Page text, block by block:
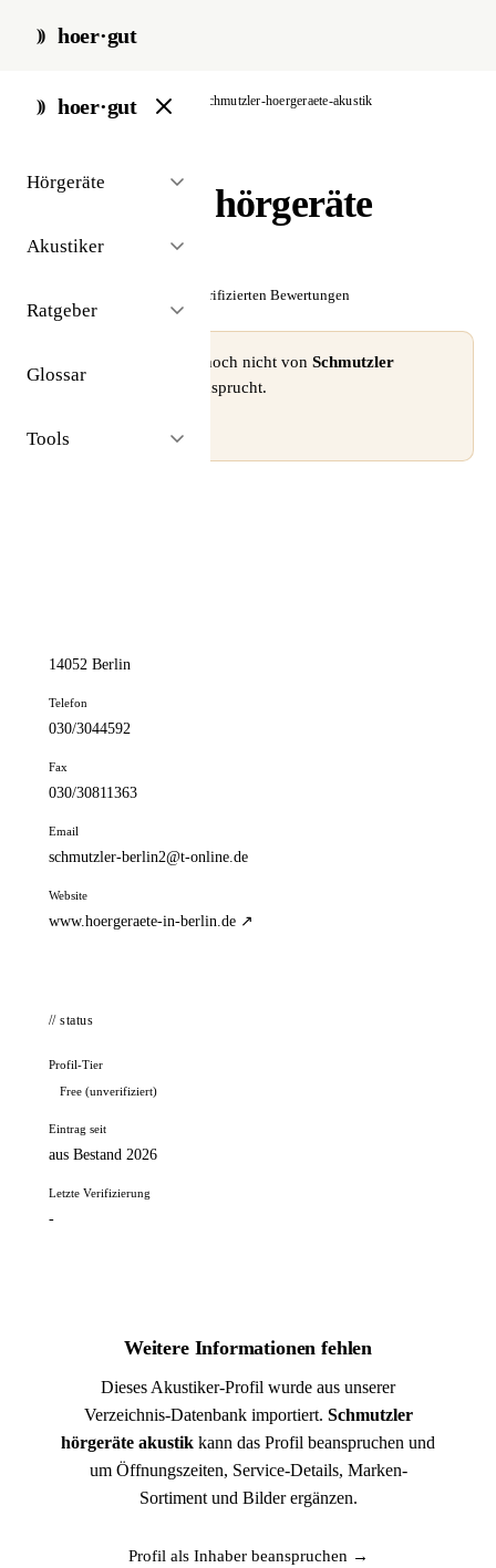
hoer·gut
hoer·gut
Hörgeräte
Akustiker
Ratgeber
Glossar
Tools
start / akustiker / berlin schmutzler-hoergeraete-akustik
Schmutzler hörgeräte
akustik
Noch keine verifizierten Bewertungen
⚠ Dieses Profil wurde noch nicht von Schmutzler
beansprucht.
14052 Berlin
Telefon
030/3044592
Fax
030/30811363
Email
schmutzler-berlin2@t-online.de
Website
www.hoergeraete-in-berlin.de ↗
// status
Profil-Tier
Free (unverifiziert)
Eintrag seit
aus Bestand 2026
Letzte Verifizierung
-
Weitere Informationen fehlen
Dieses Akustiker-Profil wurde aus unserer
Verzeichnis-Datenbank importiert. Schmutzler
hörgeräte akustik kann das Profil beanspruchen und
um Öffnungszeiten, Service-Details, Marken-
Sortiment und Bilder ergänzen.
Profil als Inhaber beanspruchen →